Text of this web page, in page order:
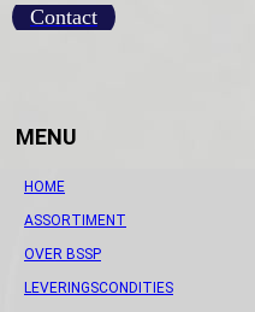
Contact
MENU
HOME
ASSORTIMENT
OVER BSSP
LEVERINGSCONDITIES